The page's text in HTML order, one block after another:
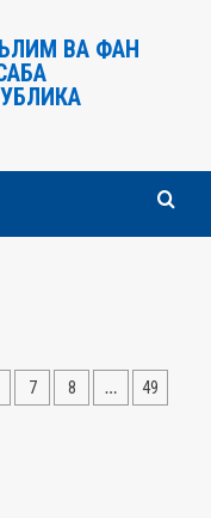
ВА ФАН
7 8 …
49